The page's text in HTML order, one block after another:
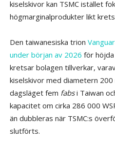
kiselskivor kan TSMC istället
högmarginalprodukter likt
Den taiwanesiska trion
under början av 2026 för
kretsar bolagen tillverkar,
kiselskivor med diametern 200
dagsläget fem fabsi Taiwan
kapacitet om cirka 286 000
än dubbleras när TSMC:s
slutförts.